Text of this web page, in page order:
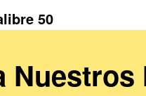
50
Nuestros